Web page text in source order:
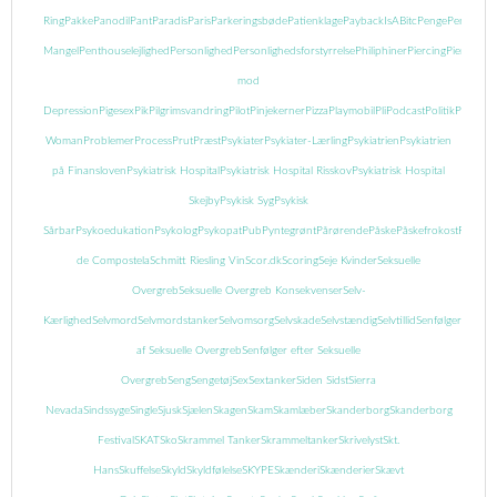
RingPakkePanodil PantParadisParisParkeringsbødePatienklagePaybackIsABitcPenge
Mangel Penthouselejlighed Personlighed PersonlighedsforstyrrelsePhiliphinerPiercingPiercing
mod
Depression PigesexPikPilgrimsvandringPilotPinjekernerPizza Playmobil PliPodcastPolitik
Woman ProblemerProcessPrutPræstPsykiaterPsykiater-LærlingPsykiatrien Psykiatrien
på Finansloven Psykiatrisk Hospital Psykiatrisk Hospital RisskovPsykiatrisk Hospital
SkejbyPsykisk SygPsykisk
SårbarPsykoedukation PsykologPsykopatPub PyntegrøntPårørendePåskePåskefrokostPædofili
de CompostelaSchmitt Riesling VinScor.dkScoringSeje KvinderSeksuelle
OvergrebSeksuelle Overgreb KonsekvenserSelv-
KærlighedSelvmordSelvmordstankerSelvomsorgSelvskadeSelvstændigSelvtillidSenfølger
af Seksuelle OvergrebSenfølger efter Seksuelle
OvergrebSengSengetøjSexSextankerSiden SidstSierra
NevadaSindssygeSingleSjuskSjælenSkagenSkamSkamlæberSkanderborgSkanderborg
Festival SKATSkoSkrammel TankerSkrammeltankerSkrivelystSkt.
HansSkuffelseSkyld SkyldfølelseSKYPESkænderiSkænderierSkævt